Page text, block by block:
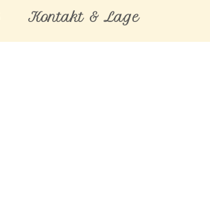
Kontakt & Lage